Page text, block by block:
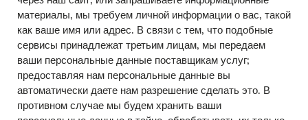
материалы, мы требуем личной информации о вас, такой
как ваше имя или адрес. В связи с тем, что подобные
сервисы принадлежат третьим лицам, мы передаем
ваши персональные данные поставщикам услуг;
предоставляя нам персональные данные вы
автоматически даете нам разрешение сделать это. В
противном случае мы будем хранить ваши